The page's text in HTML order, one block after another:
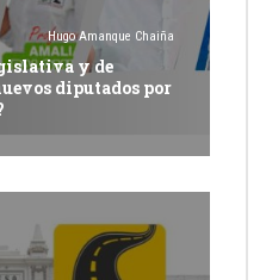
Hugo Amanque Chaiña
y de
diputados por